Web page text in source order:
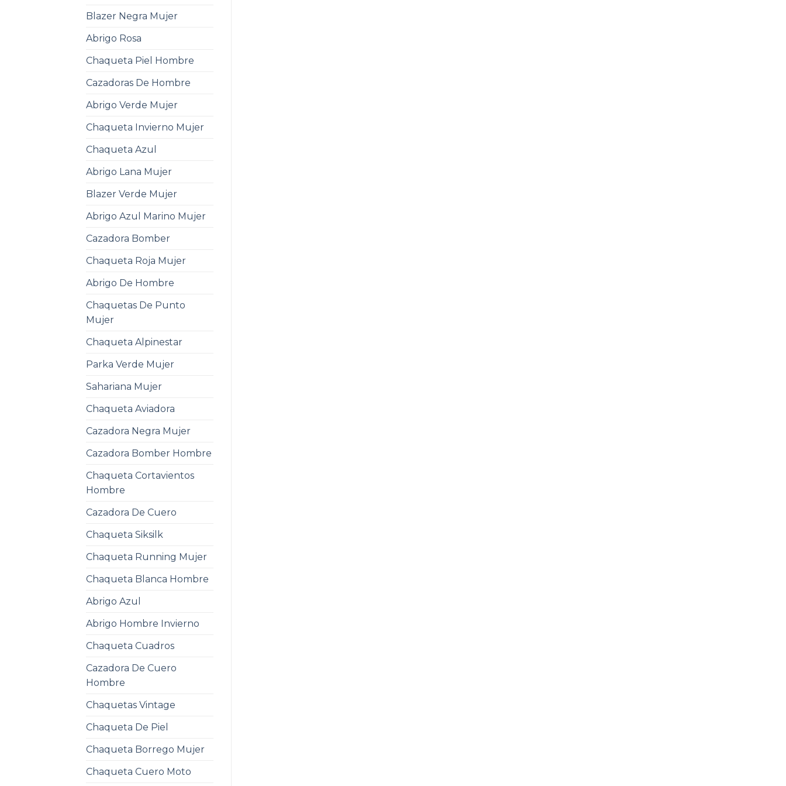
Blazer Negra Mujer
Abrigo Rosa
Chaqueta Piel Hombre
Cazadoras De Hombre
Abrigo Verde Mujer
Chaqueta Invierno Mujer
Chaqueta Azul
Abrigo Lana Mujer
Blazer Verde Mujer
Abrigo Azul Marino Mujer
Cazadora Bomber
Chaqueta Roja Mujer
Abrigo De Hombre
Chaquetas De Punto
Mujer
Chaqueta Alpinestar
Parka Verde Mujer
Sahariana Mujer
Chaqueta Aviadora
Cazadora Negra Mujer
Cazadora Bomber Hombre
Chaqueta Cortavientos
Hombre
Cazadora De Cuero
Chaqueta Siksilk
Chaqueta Running Mujer
Chaqueta Blanca Hombre
Abrigo Azul
Abrigo Hombre Invierno
Chaqueta Cuadros
Cazadora De Cuero
Hombre
Chaquetas Vintage
Chaqueta De Piel
Chaqueta Borrego Mujer
Chaqueta Cuero Moto